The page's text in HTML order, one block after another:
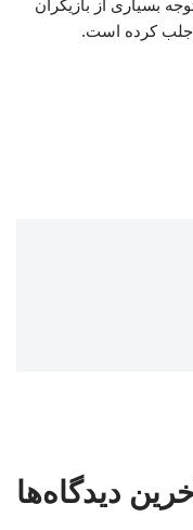
بسیاری از بازیگران
جلب کرده است.
دیدگاه‌ها